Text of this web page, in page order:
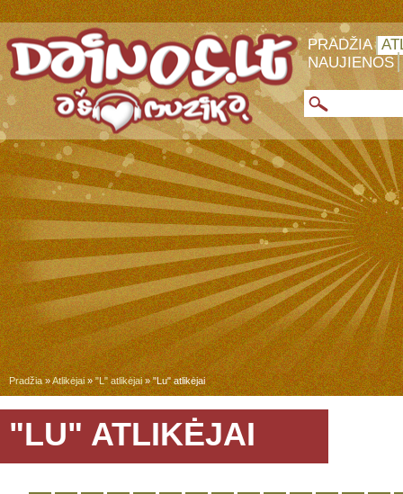
PRADŽIA
NAUJIENOS
Pradžia»Atlikėjai»"L" atlikėjai» "Lu" atlikėjai
"LU" ATLIKĖJAI